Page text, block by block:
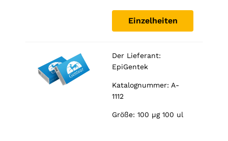
Einzelheiten
Der Lieferant:
EpiGentek
Katalognummer: A-
1112
Größe: 100 µg 100 ul